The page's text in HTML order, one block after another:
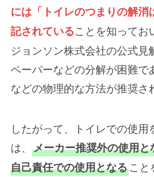
には「トイレのつまりの解消
記されていることを知ってお
ジョンソン株式会社の公式見
ペーパーなどの分解が困難で
などの物理的な方法が推奨さ
したがって、トイレでの使用
は、 メーカー推奨外の使用
自己責任での使用となること